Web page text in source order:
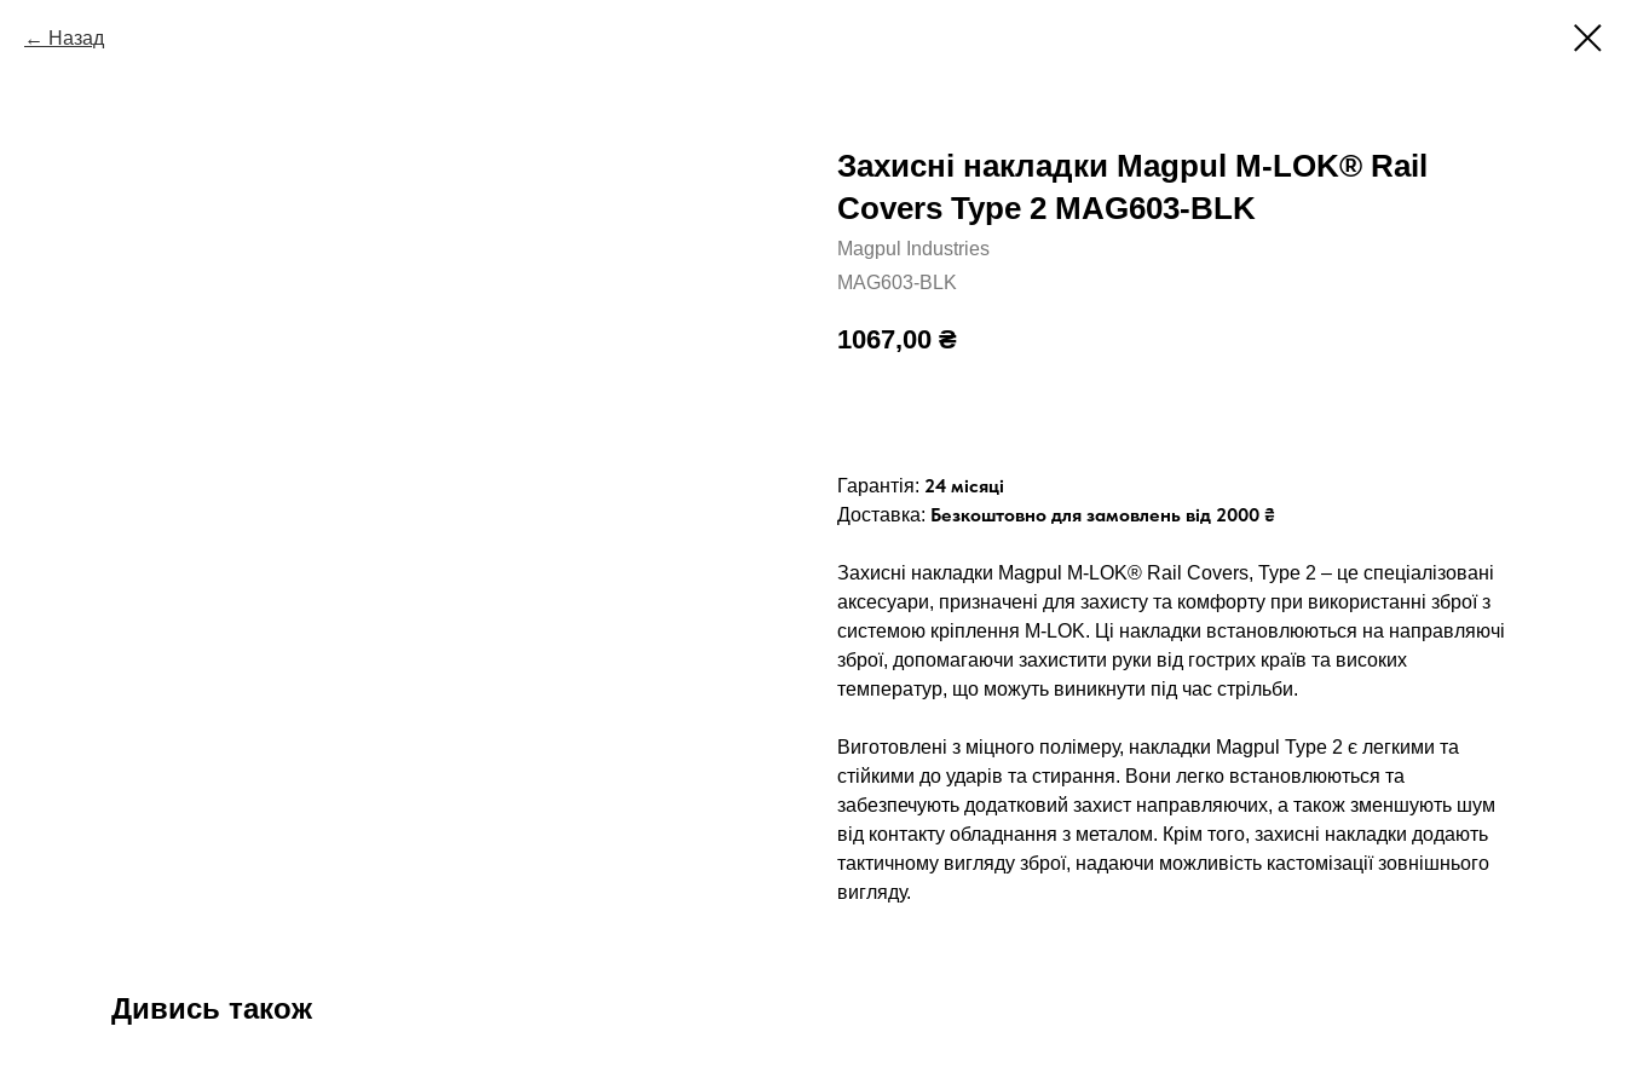
Назад
Захисні накладки Magpul M-LOK® Rail
Covers Type 2 MAG603-BLK
Magpul Industries
MAG603-BLK
1067,00 ₴
Гарантія: 24 місяці
Доставка: Безкоштовно для замовлень від 2000 ₴
Захисні накладки Magpul M-LOK® Rail Covers, Type 2 – це спеціалізовані
аксесуари, призначені для захисту та комфорту при використанні зброї з
системою кріплення M-LOK. Ці накладки встановлюються на направляючі
зброї, допомагаючи захистити руки від гострих країв та високих
температур, що можуть виникнути під час стрільби.
Виготовлені з міцного полімеру, накладки Magpul Type 2 є легкими та
стійкими до ударів та стирання. Вони легко встановлюються та
забезпечують додатковий захист направляючих, а також зменшують шум
від контакту обладнання з металом. Крім того, захисні накладки додають
тактичному вигляду зброї, надаючи можливість кастомізації зовнішнього
вигляду.
Дивись також